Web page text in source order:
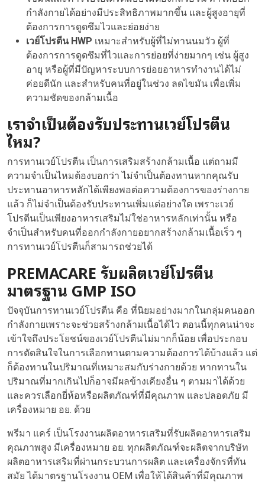
กำลังกายได้อย่างมีประสิทธิภาพมากขึ้น และผู้สูงอายุที่
ต้องการการดูดซึมไวและย่อยง่าย
เวย์โปรตีน HWP เหมาะสำหรับผู้ที่ไม่ทานนมวัว ผู้ที่
ต้องการการดูดซึมที่ไวและการย่อยที่ง่ายมากๆ เช่น ผู้สูง
อายุ หรือผู้ที่มีปัญหาระบบการย่อยอาหารทำงานได้ไม่
ค่อยดีนัก และสำหรับคนที่อยู่ในช่วง ลดไขมัน เพื่อเพิ่ม
ความชัดของกล้ามเนื้อ
เราจำเป็นต้องรับประทานเวย์โปรตีน
ไหม?
การทานเวย์โปรตีน เป็นการเสริมสร้างกล้ามเนื้อ แต่ถามมี
ความจำเป็นไหมต้องบอกว่า ไม่จำเป็นต้องทานหากคุณรับ
ประทานอาหารหลักได้เพียงพอต่อความต้องการของร่างกาย
แล้ว ก็ไม่จำเป็นต้องรับประทานเพิ่มแต่อย่างใด เพราะเวย์
โปรตีนเป็นเพียงอาหารเสริมไม่ใช่อาหารหลักเท่านั้น หรือ
จำเป็นสำหรับคนที่ออกกำลังกายอยากสร้างกล้ามเนื้อเร็ว ๆ
การทานเวย์โปรตีนก็สามารถช่วยได้
PREMACARE รับผลิตเวย์โปรตีน
มาตรฐาน GMP ISO
ปัจจุบันการทานเวย์โปรตีน คือ ที่นิยมอย่างมากในกลุ่มคนออก
กำลังกายเพราะจะช่วยสร้างกล้ามเนื้อได้ไว ตอนนี้ทุกคนน่าจะ
เข้าใจถึงประโยชน์ของเวย์โปรตีนไม่มากก็น้อย เพื่อประกอบ
การตัดสินใจในการเลือกทานตามความต้องการได้บ้างแล้ว แต่
ก็ต้องทานในปริมาณที่เหมาะสมกับร่างกายด้วย หากทานใน
ปริมาณที่มากเกินไปก็อาจมีผลข้างเคียงอื่น ๆ ตามมาได้ด้วย
และควรเลือกยี่ห้อหรือผลิตภัณฑ์ที่มีคุณภาพ และปลอดภัย มี
เครื่องหมาย อย. ด้วย
พรีมา แคร์ เป็นโรงงานผลิตอาหารเสริมที่รับผลิตอาหารเสริม
คุณภาพสูง มีเครื่องหมาย อย. ทุกผลิตภัณฑ์จะผลิตจากบริษัท
ผลิตอาหารเสริมที่ผ่านกระบวนการผลิต และเครื่องจักรที่ทัน
สมัย ได้มาตรฐานโรงงาน OEM เพื่อให้ได้สินค้าที่มีคุณภาพ